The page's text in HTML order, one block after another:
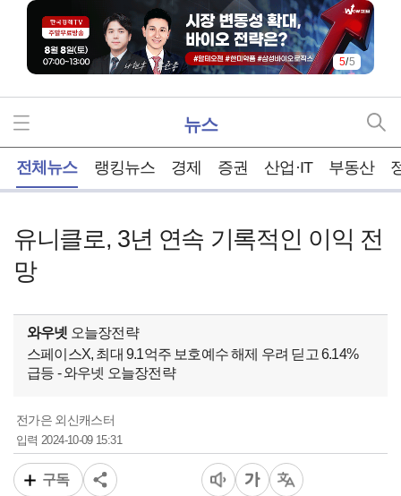
5/5
뉴스
전체뉴스 랭킹뉴스 경제 증권 산업·IT 부동산
유니클로, 3년 연속 기록적인 이익 전
망
와우넷 오늘장전략
스페이스X, 최대 9.1억주 보호예수 해제 우려 딛고 6.14%
급등 - 와우넷 오늘장전략
전가은 외신캐스터
입력2024-10-09 15:31
구독